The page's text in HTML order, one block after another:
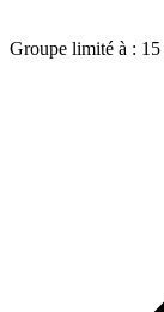
Groupe limité à : 15